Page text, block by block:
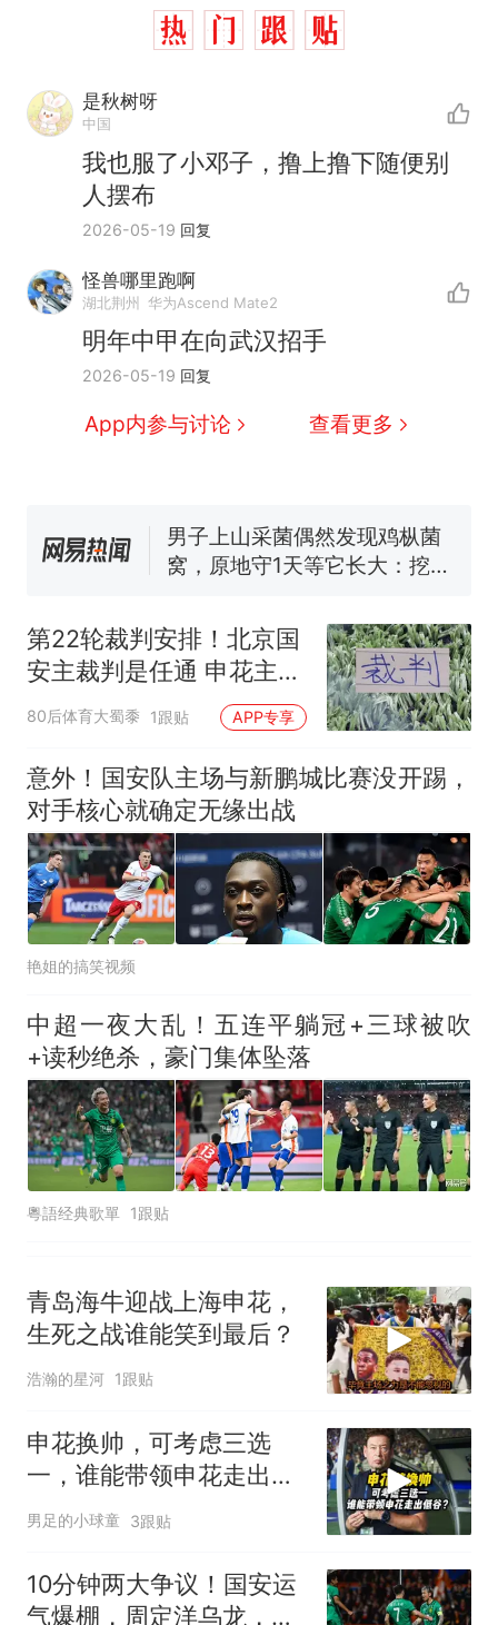
是秋树呀
中国
我也服了小邓子，撸上撸下随便别
人摆布
2026-05-19 回复
怪兽哪里跑啊
湖北荆州 华为Ascend Mate2
明年中甲在向武汉招手
2026-05-19 回复
App内参与讨论 查看更多
热 那个在床头放菜刀的女孩，
因老师一句“跟我回家”改写了
人生
新
制裁瓜子饺子，美国怕什
么？
协会回应
男子上山采菌偶然发现鸡枞菌
窝，原地守1天等它长大：挖了
回大海 目击者直呼震惊 （视频
来源：参考消息）
笔试第一被第二名传话劝弃考
官方通报
热
那个在床头放菜刀的女孩，
因老师一句“跟我回家”改写了
人生
第22轮裁判安排！北京国
安主裁判是任通 申花主裁
是高鹏
80后体育大蜀黍 1跟贴 APP专享
意外！国安队主场与新鹏城比赛没开踢，
对手核心就确定无缘出战
艳姐的搞笑视频
中超一夜大乱！五连平躺冠+三球被吹
+读秒绝杀，豪门集体坠落
粵語经典歌單 1跟贴
青岛海牛迎战上海申花，
生死之战谁能笑到最后？
浩瀚的星河 1跟贴
申花换帅，可考虑三选
一，谁能带领申花走出低
谷？
男足的小球童 3跟贴
10分钟两大争议！国安运
气爆棚，周定洋乌龙，工